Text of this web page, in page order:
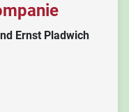
Ernst Pladwich